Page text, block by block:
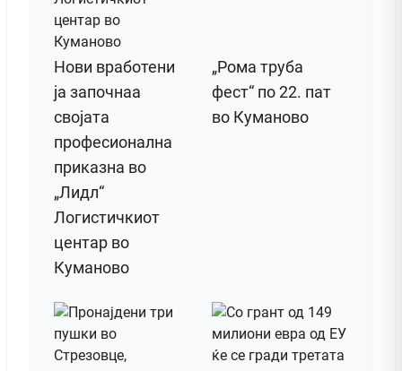
Нови вработени
ја започнаа
својата
професионална
приказна во
„Лидл“
Логистичкиот
центар во
Куманово
„Рома труба
фест“ по 22. пат
во Куманово